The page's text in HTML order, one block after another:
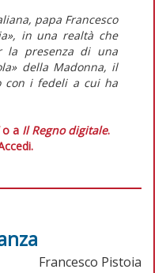
papa Francesco
in una realtà che
la presenza di una
della Madonna, il
con i fedeli a cui ha
o a Il Regno digitale.
Francesco Pistoia